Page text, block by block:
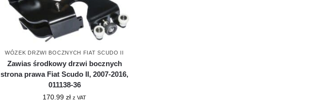
WÓZEK DRZWI BOCZNYCH FIAT SCUDO II
Zawias środkowy drzwi bocznych
strona prawa Fiat Scudo II, 2007-2016,
011138-36
170.99 zł z VAT